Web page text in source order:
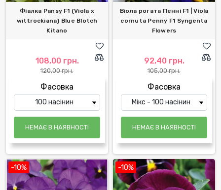
Фіалка Pansy F1 (Viola x
wittrockiana) Blue Blotch
Kitano
108,00 грн.
120,00 грн.
Фасовка
НЕМАЄ В НАЯВНОСТІ
Віола рогата Пенні F1 | Viola
cornuta Penny F1 Syngenta
Flowers
92,40 грн.
105,00 грн.
Фасовка
НЕМАЄ В НАЯВНОСТІ
-10% -10%